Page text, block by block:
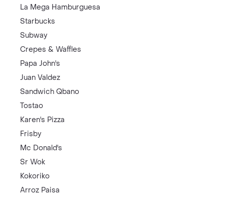
La Mega Hamburguesa
Starbucks
Subway
Crepes & Waffles
Papa John's
Juan Valdez
Sandwich Qbano
Tostao
Karen's Pizza
Frisby
Mc Donald's
Sr Wok
Kokoriko
Arroz Paisa